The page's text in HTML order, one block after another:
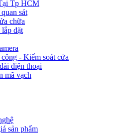
Tp HCM
sát
chữa
đặt
- Kiểm soát cửa
điện thoại
mã vạch
sản phẩm